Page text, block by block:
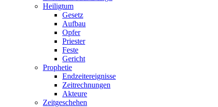
Heiligtum
Gesetz
Aufbau
Opfer
Priester
Feste
Gericht
Prophetie
Endzeitereignisse
Zeitrechnungen
Akteure
Zeitgeschehen